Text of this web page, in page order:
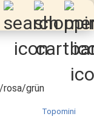
rosa/grün
Topomini